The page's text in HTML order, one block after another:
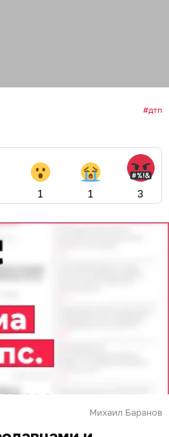
дтп
1 1 3
Михаил Баранов